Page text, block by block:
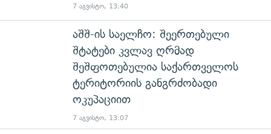
7 აგვისტო, 13:40
აშშ-ის საელჩო: შეერთებული
შტატები კვლავ ღრმად
შეშფოთებულია საქართველოს
ტერიტორიის განგრძობადი
ოკუპაციით
7 აგვისტო, 13:07